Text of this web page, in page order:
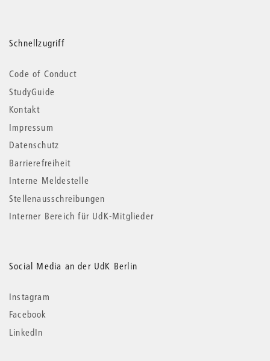
Schnellzugriff
Code of Conduct
StudyGuide
Kontakt
Impressum
Datenschutz
Barrierefreiheit
Interne Meldestelle
Stellenausschreibungen
Interner Bereich für UdK-Mitglieder
Social Media an der UdK Berlin
Instagram
Facebook
LinkedIn